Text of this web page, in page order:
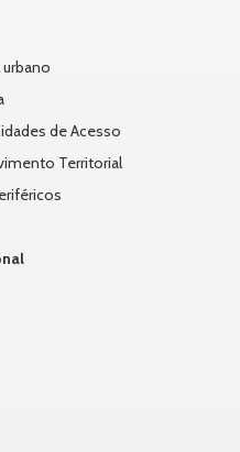
de Acesso
Territorial